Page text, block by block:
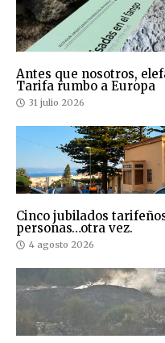
Antes que nosotros,
Tarifa rumbo a Europa
31 julio 2026
Cinco jubilados
personas…otra vez.
4 agosto 2026